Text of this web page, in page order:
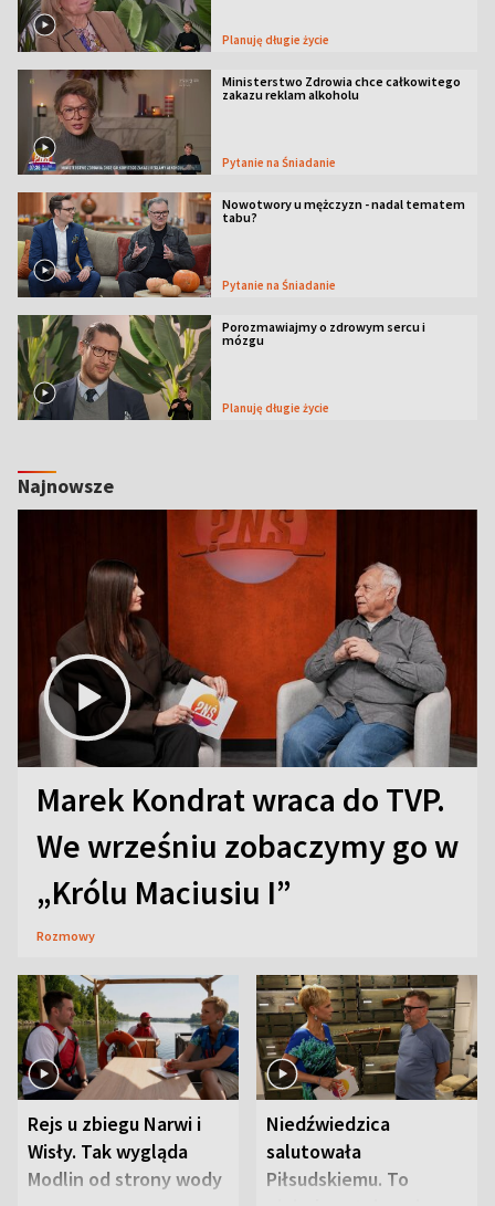
Planuję długie życie
Ministerstwo Zdrowia chce całkowitego
zakazu reklam alkoholu
Pytanie na Śniadanie
Nowotwory u mężczyzn - nadal tematem
tabu?
Pytanie na Śniadanie
Porozmawiajmy o zdrowym sercu i
mózgu
Planuję długie życie
Najnowsze
Marek Kondrat wraca do TVP.
We wrześniu zobaczymy go w
„Królu Maciusiu I”
Rozmowy
Rejs u zbiegu Narwi i
Wisły. Tak wygląda
Modlin od strony wody
Niedźwiedzica
salutowała
Piłsudskiemu. To